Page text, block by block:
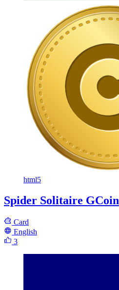
html5
Spider Solitaire GCoin
Card
English
3